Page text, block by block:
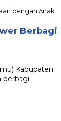
Berbagi
Kabupaten
berbagi